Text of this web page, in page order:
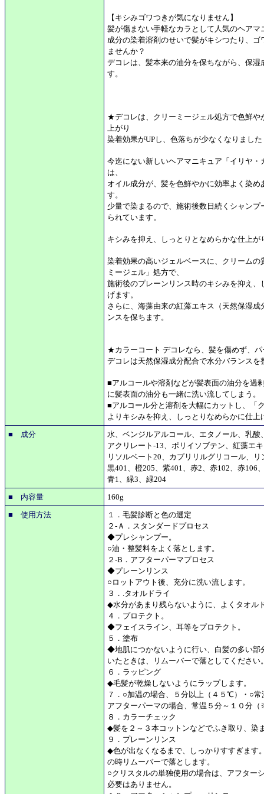
【キシみゴワつきが気になりません】
髪が傷まない手軽なカラとして人気のヘアマ
成分の染着溶剤のせいで髪がキシつたり、
ませんか？
デコレは、髪本来の油分を保ちながら、保湿
す。
★デコレは、クリーミージェル処方で色鮮や
上がり
染着効果がUPし、色落ちが少なくなりました
今迄にない新しいヘアマニキュア「イリヤ・
は、
オイル成分が、髪を色鮮やかに効率よく染
す。
少量で染まるので、施術後数日続くシャン
られています。
キシみを抑え、しっとりとなめらかな仕上が
染着効果の高いジェルベースに、クリームの
ミージェル」処方で、
施術後のプレーンリンス時のキシみを抑え、
げます。
さらに、海藻由来の紅藻エキス（天然保湿
ンスを保ちます。
★カラーコート デコレなら、髪を傷めず、
デコレは天然保湿成分配合で水分バランスを
■アルコールや溶剤などが髪表面の油分を過
に髪表面の油分も一緒に洗い流してしまう。
■アルコール分と溶剤を大幅にカットし、「
よりキシみを抑え、しっとりなめらかに仕上
■ 成分
水、ベンジルアルコール、エタノール、乳酸
アクリレート-13、ポリイソブテン、紅藻エ
リソルベート20、カプリリルグリコール、
黒401、橙205、紫401、赤2、赤102、赤106
青1、緑3、緑204
■ 内容量
160g
■ 使用方法
１．毛髪診断と色の選定
２-Ａ．スタンダードプロセス
◆プレシャンプー。
○油・整髪料をよく落とします。
２-B．アフターパーマプロセス
◆プレーンリンス
○ロットアウト後、充分に洗い流します。
３．.タオルドライ
◆水分があまり残らないように、よくタオル
４．プロテクト。
◆フェイスライン、耳等をプロテクト。
５．塗布
◆地肌につかないように行い、白髪の多い
いたときは、リムーバーで落としてください
６．ラッピング
◆毛髪が乾燥しないようにラップします。
７．○加温の場合、５分以上（４５℃）・○
アフターパーマの場合、常温５分～１０分
８．カラーチェック
◆髪を２～３本コットンなどでふき取り、染
９．プレーンリンス
◆色が出なくなるまで、しっかりすすぎます
の時リムーバーで落とします。
○クリスタルの単独使用の場合は、アフター
必要はありません。